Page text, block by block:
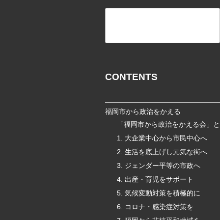
CONTENTS
福岡市から政治をかえる
「福岡市から政治をかえる会」
1. 大企業中心から市民中心へ
2. 生活を底上げし元気な街へ
3. ジェンダー平等の市政へ
4. 出産・育児をサポート
5. 気候変動対策を積極的に
6. コロナ・感染症対策を